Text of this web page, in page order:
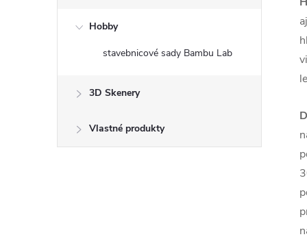
Hobby
stavebnicové sady Bambu Lab
3D Skenery
Vlastné produkty